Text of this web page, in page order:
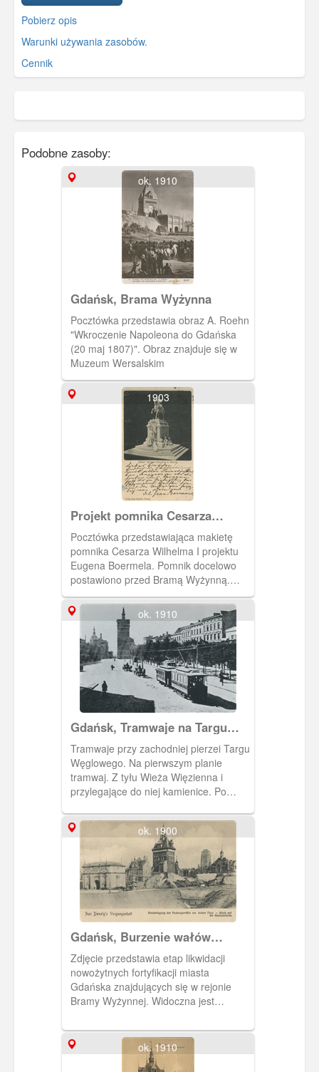
Pobierz opis
Warunki używania zasobów.
Cennik
Podobne zasoby:
ok. 1910
Gdańsk, Brama Wyżynna
Pocztówka przedstawia obraz A. Roehn
"Wkroczenie Napoleona do Gdańska
(20 maj 1807)". Obraz znajduje się w
Muzeum Wersalskim
1903
Projekt pomnika Cesarza
Wilhelma I
Pocztówka przedstawiająca makietę
pomnika Cesarza Wilhelma I projektu
Eugena Boermela. Pomnik docelowo
postawiono przed Bramą Wyżynną.
Widok na wprost.
ok. 1910
Gdańsk, Tramwaje na Targu
Węglowym i Wieża Więzienna
Tramwaje przy zachodniej pierzei Targu
Węglowego. Na pierwszym planie
tramwaj. Z tyłu Wieża Więzienna i
przylegające do niej kamienice. Po
Bractwa św. Jerzego i hełm Wielkiej
Synagogi.
ok. 1900
Gdańsk, Burzenie wałów
obronnych przylegających do
Bramy Wyżynnej, Danzig
Niederlegung der Festungswälle
am Hohe Thor
Zdjęcie przedstawia etap likwidacji
nowożytnych fortyfikacji miasta
Gdańska znajdujących się w rejonie
Bramy Wyżynnej. Widoczna jest
dalszym planie Dwór Bractwa św.
Jerzego oraz wieża kościoła NMP.
ok. 1910